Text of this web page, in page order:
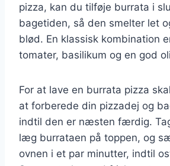
pizza, kan du tilføje burrata i
bagetiden, så den smelter let
blød. En klassisk kombination
tomater, basilikum og en god
For at lave en burrata pizza
at forberede din pizzadej og
indtil den er næsten færdig.
læg burrataen på toppen, og
ovnen i et par minutter, indtil